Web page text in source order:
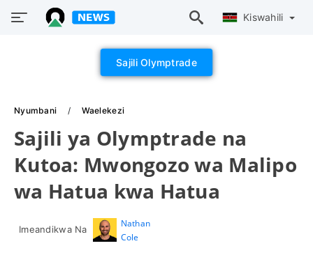
Kiswahili
Sajili Olymptrade
Nyumbani Waelekezi
Sajili ya Olymptrade na
Kutoa: Mwongozo wa Malipo
wa Hatua kwa Hatua
Imeandikwa Na
Nathan
Cole